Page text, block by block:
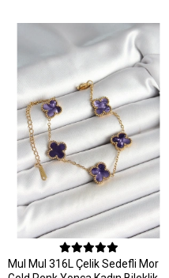
MuI MuI 316L Çelik Sedefli Mor